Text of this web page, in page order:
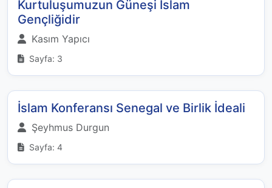
Kurtuluşumuzun Güneşi İslam
Gençliğidir
Kasım Yapıcı
Sayfa: 3
İslam Konferansı Senegal ve Birlik İdeali
Şeyhmus Durgun
Sayfa: 4